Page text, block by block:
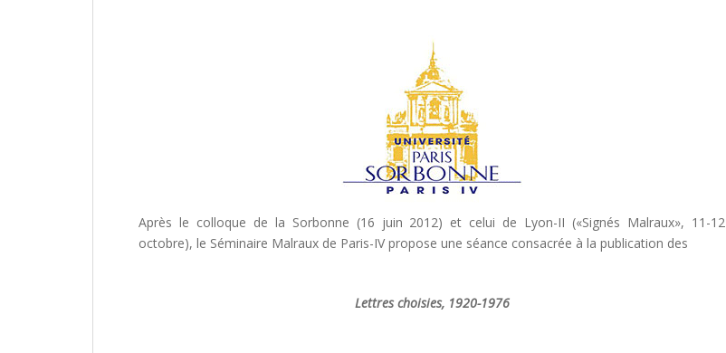
Après le colloque de la Sorbonne (16 juin 2012) et celui de Lyon-II («Signés Malraux», 11-12
octobre), le Séminaire Malraux de Paris-IV propose une séance consacrée à la publication des
Lettres choisies, 1920-1976